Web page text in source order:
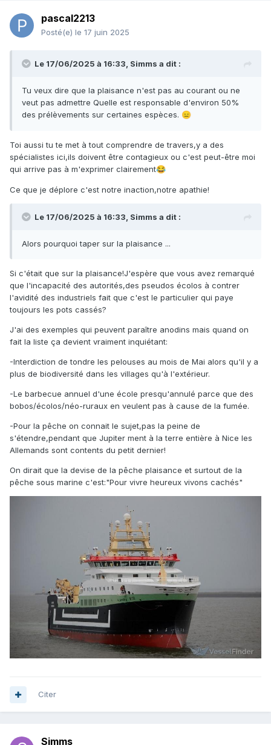
pascal2213
Posté(e) le 17 juin 2025
Le 17/06/2025 à 16:33, Simms a dit :
Tu veux dire que la plaisance n'est pas au courant ou ne
veut pas admettre Quelle est responsable d'environ 50%
des prélèvements sur certaines espèces. 😑
Toi aussi tu te met à tout comprendre de travers,y a des
spécialistes ici,ils doivent être contagieux ou c'est peut-être moi
qui arrive pas à m'exprimer clairement😂
Ce que je déplore c'est notre inaction,notre apathie!
Le 17/06/2025 à 16:33, Simms a dit :
Alors pourquoi taper sur la plaisance ...
Si c'était que sur la plaisance!J'espère que vous avez remarqué
que l'incapacité des autorités,des pseudos écolos à contrer
l'avidité des industriels fait que c'est le particulier qui paye
toujours les pots cassés?
J'ai des exemples qui peuvent paraître anodins mais quand on
fait la liste ça devient vraiment inquiétant:
-Interdiction de tondre les pelouses au mois de Mai alors qu'il y a
plus de biodiversité dans les villages qu'à l'extérieur.
-Le barbecue annuel d'une école presqu'annulé parce que des
bobos/écolos/néo-ruraux en veulent pas à cause de la fumée.
-Pour la pêche on connait le sujet,pas la peine de
s'étendre,pendant que Jupiter ment à la terre entière à Nice les
Allemands sont contents du petit dernier!
On dirait que la devise de la pêche plaisance et surtout de la
pêche sous marine c'est:"Pour vivre heureux vivons cachés"
Citer
Simms